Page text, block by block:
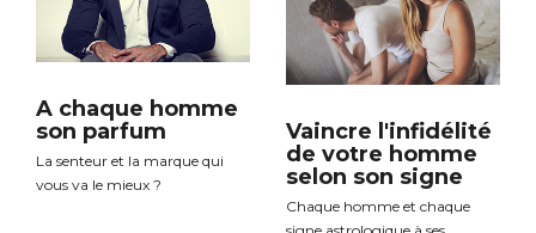
A chaque homme
son parfum
La senteur et la marque qui
vous va le mieux ?
Vaincre l'infidélité
de votre homme
selon son signe
Chaque homme et chaque